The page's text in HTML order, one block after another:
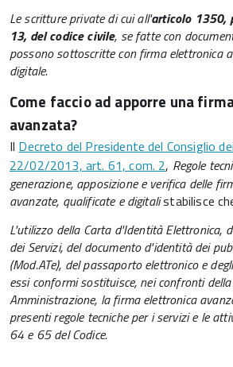
Le scritture private di cui all'articolo 1350,
13, del codice civile, se fatte con
possono sottoscritte con firma elettronica
digitale.
Come faccio ad apporre una
avanzata?
Il Decreto del Presidente del Consiglio
22/02/2013, art. 61, com. 2, Regole
generazione, apposizione e verifica delle
avanzate, qualificate e digitalistabilisce
L'utilizzo della Carta d'Identità Elettronica,
dei Servizi, del documento d'identità dei
(Mod.ATe), del passaporto elettronico e
essi conformi sostituisce, nei confronti
Amministrazione, la firma elettronica
presenti regole tecniche per i servizi e le
64 e 65 del Codice.